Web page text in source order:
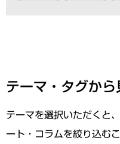
テーマ・タグから
テーマを選択いただくと
ート・コラムを絞り込む